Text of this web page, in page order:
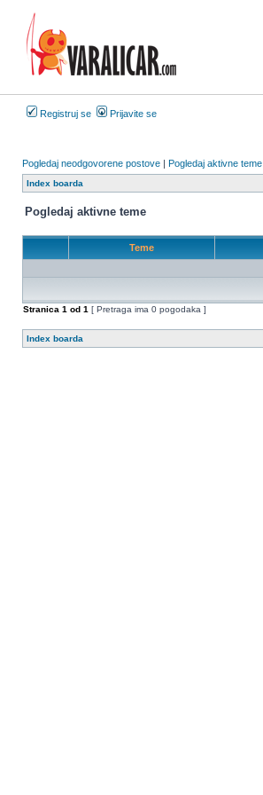
Registruj se Prijavite se
Pogledaj neodgovorene postove | Pogledaj aktivne teme
Index boarda
Pogledaj aktivne teme
Teme
Stranica 1 od 1 [ Pretraga ima 0 pogodaka ]
Index boarda